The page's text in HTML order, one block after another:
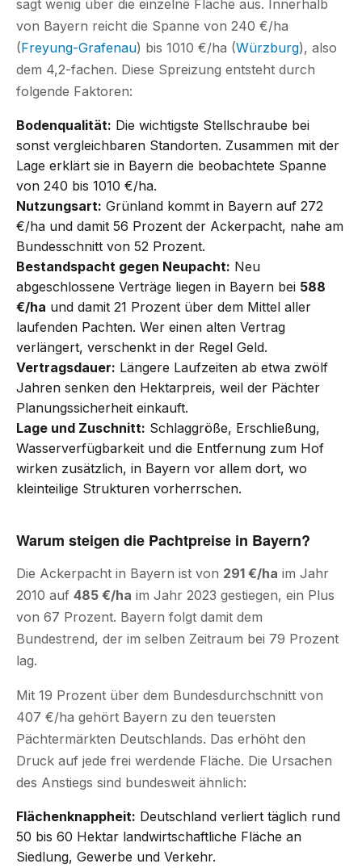
sagt wenig über die einzelne Fläche aus. Innerhalb
von Bayern reicht die Spanne von 240 €/ha
(Freyung-Grafenau) bis 1010 €/ha (Würzburg), also
dem 4,2-fachen. Diese Spreizung entsteht durch
folgende Faktoren:
Bodenqualität: Die wichtigste Stellschraube bei
sonst vergleichbaren Standorten. Zusammen mit der
Lage erklärt sie in Bayern die beobachtete Spanne
von 240 bis 1010 €/ha.
Nutzungsart: Grünland kommt in Bayern auf 272
€/ha und damit 56 Prozent der Ackerpacht, nahe am
Bundesschnitt von 52 Prozent.
Bestandspacht gegen Neupacht: Neu
abgeschlossene Verträge liegen in Bayern bei 588
€/ha und damit 21 Prozent über dem Mittel aller
laufenden Pachten. Wer einen alten Vertrag
verlängert, verschenkt in der Regel Geld.
Vertragsdauer: Längere Laufzeiten ab etwa zwölf
Jahren senken den Hektarpreis, weil der Pächter
Planungssicherheit einkauft.
Lage und Zuschnitt: Schlaggröße, Erschließung,
Wasserverfügbarkeit und die Entfernung zum Hof
wirken zusätzlich, in Bayern vor allem dort, wo
kleinteilige Strukturen vorherrschen.
Warum steigen die Pachtpreise in Bayern?
Die Ackerpacht in Bayern ist von 291 €/ha im Jahr
2010 auf 485 €/ha im Jahr 2023 gestiegen, ein Plus
von 67 Prozent. Bayern folgt damit dem
Bundestrend, der im selben Zeitraum bei 79 Prozent
lag.
Mit 19 Prozent über dem Bundesdurchschnitt von
407 €/ha gehört Bayern zu den teuersten
Pächtermärkten Deutschlands. Das erhöht den
Druck auf jede frei werdende Fläche. Die Ursachen
des Anstiegs sind bundesweit ähnlich:
Flächenknappheit: Deutschland verliert täglich rund
50 bis 60 Hektar landwirtschaftliche Fläche an
Siedlung, Gewerbe und Verkehr.